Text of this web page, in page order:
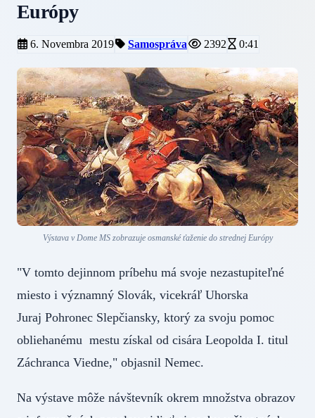
Európy
6. Novembra 2019 Samospráva 2392 0:41
Výstava v Dome MS zobrazuje osmanské ťaženie do strednej Európy
"V tomto dejinnom príbehu má svoje nezastupiteľné
miesto i významný Slovák, vicekráľ Uhorska
Juraj Pohronec Slepčiansky, ktorý za svoju pomoc
obliehanému mestu získal od cisára Leopolda I. titul
Záchranca Viedne," objasnil Nemec.
Na výstave môže návštevník okrem množstva obrazov